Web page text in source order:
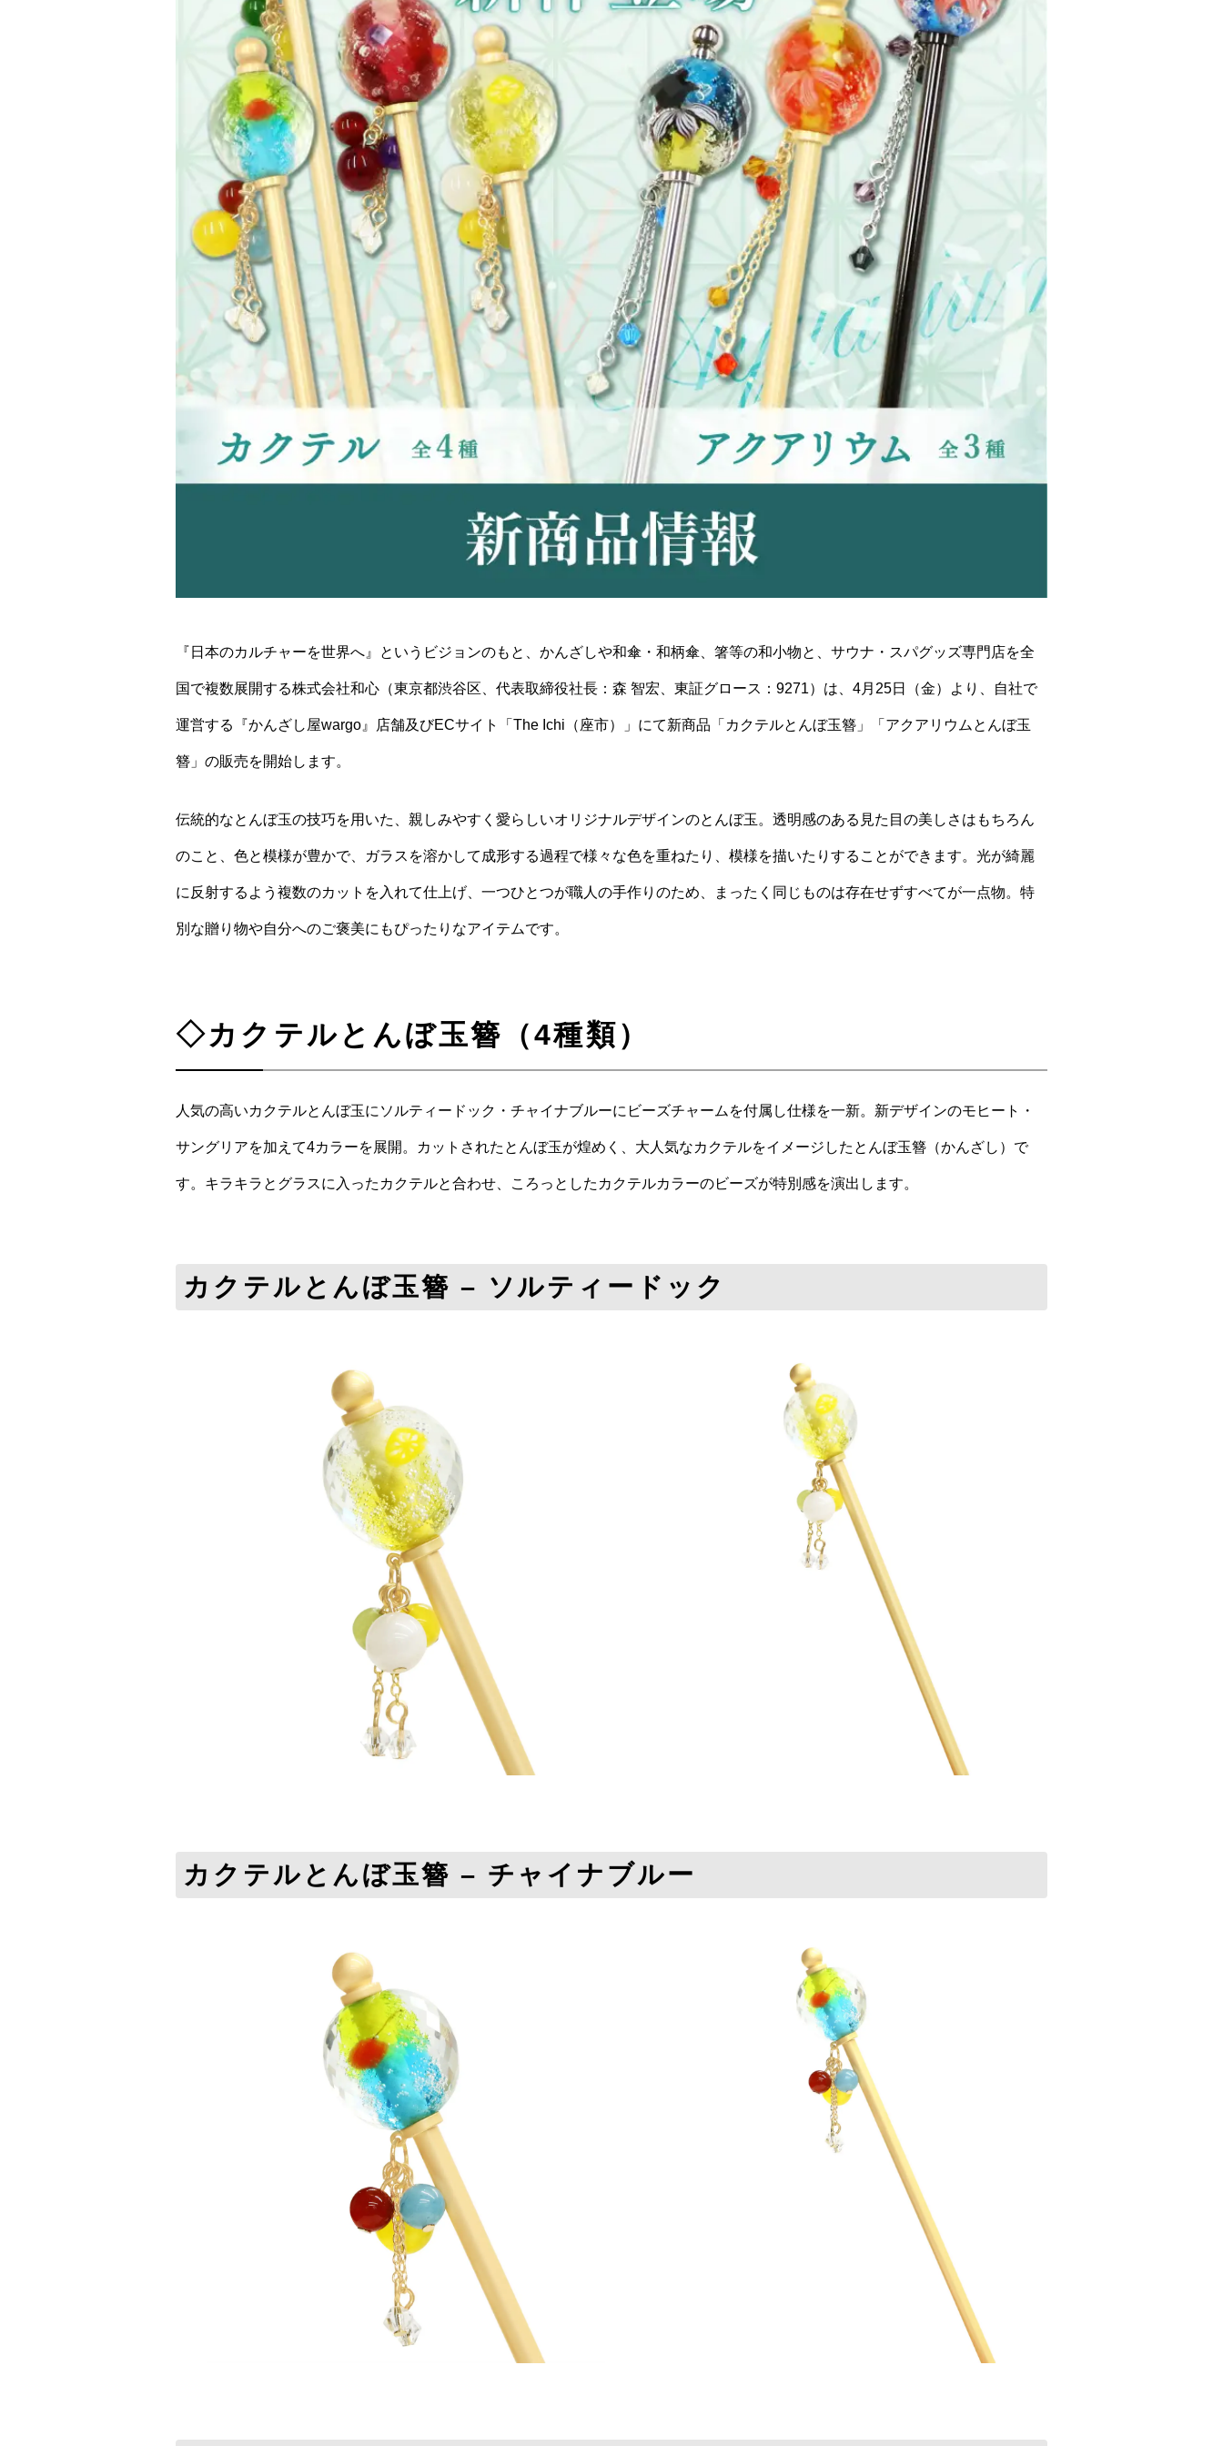
『日本のカルチャーを世界へ』というビジョンのもと、かんざしや和傘・和柄傘、箸等の和小物と、サウナ・スパグッズ専門店を全
国で複数展開する株式会社和心（東京都渋谷区、代表取締役社長：森 智宏、東証グロース：9271）は、4月25日（金）より、自社で
運営する『かんざし屋wargo』店舗及びECサイト「The Ichi（座市）」にて新商品「カクテルとんぼ玉簪」「アクアリウムとんぼ玉
簪」の販売を開始します。
伝統的なとんぼ玉の技巧を用いた、親しみやすく愛らしいオリジナルデザインのとんぼ玉。透明感のある見た目の美しさはもちろん
のこと、色と模様が豊かで、ガラスを溶かして成形する過程で様々な色を重ねたり、模様を描いたりすることができます。光が綺麗
に反射するよう複数のカットを入れて仕上げ、一つひとつが職人の手作りのため、まったく同じものは存在せずすべてが一点物。特
別な贈り物や自分へのご褒美にもぴったりなアイテムです。
◇カクテルとんぼ玉簪（4種類）
人気の高いカクテルとんぼ玉にソルティードック・チャイナブルーにビーズチャームを付属し仕様を一新。新デザインのモヒート・
サングリアを加えて4カラーを展開。カットされたとんぼ玉が煌めく、大人気なカクテルをイメージしたとんぼ玉簪（かんざし）で
す。キラキラとグラスに入ったカクテルと合わせ、ころっとしたカクテルカラーのビーズが特別感を演出します。
カクテルとんぼ玉簪 – ソルティードック
カクテルとんぼ玉簪 – チャイナブルー